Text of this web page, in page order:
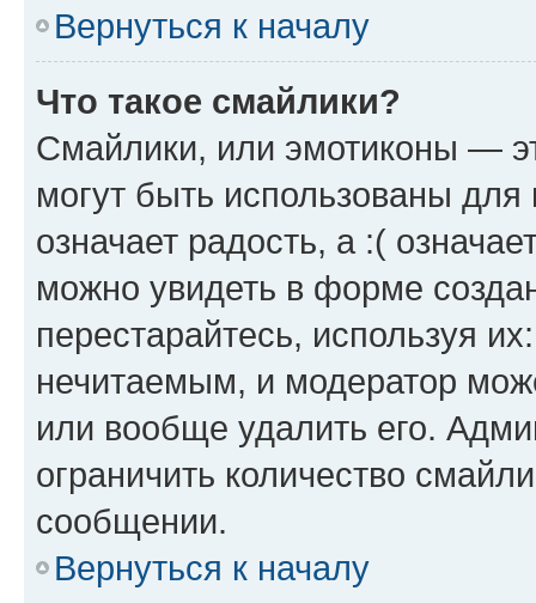
Вернуться к началу
Что такое смайлики?
Смайлики, или эмотиконы —
могут быть использованы
означает радость, а :(
можно увидеть в форме
перестарайтесь, используя
нечитаемым, и модератор
или вообще удалить его.
ограничить количество
сообщении.
Вернуться к началу